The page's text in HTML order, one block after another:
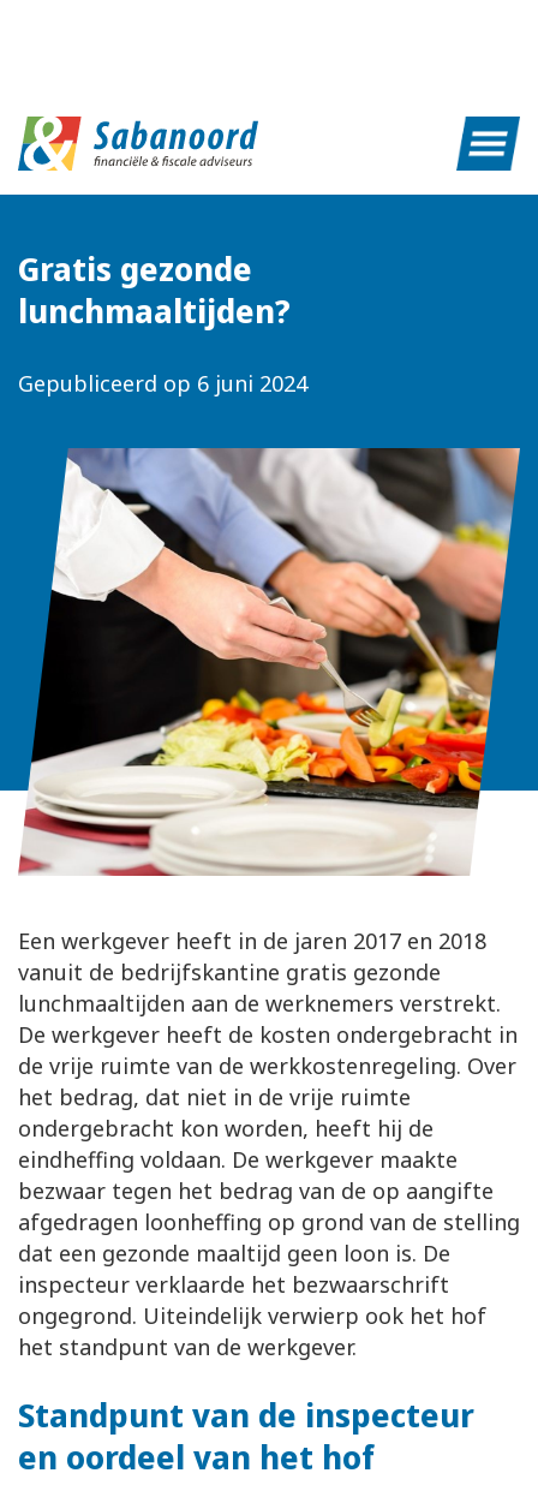
Gratis gezonde
lunchmaaltijden?
Gepubliceerd op 6 juni 2024
Een werkgever heeft in de jaren 2017 en 2018
vanuit de bedrijfskantine gratis gezonde
lunchmaaltijden aan de werknemers verstrekt.
De werkgever heeft de kosten ondergebracht in
de vrije ruimte van de werkkostenregeling. Over
het bedrag, dat niet in de vrije ruimte
ondergebracht kon worden, heeft hij de
eindheffing voldaan. De werkgever maakte
bezwaar tegen het bedrag van de op aangifte
afgedragen loonheffing op grond van de stelling
dat een gezonde maaltijd geen loon is. De
inspecteur verklaarde het bezwaarschrift
ongegrond. Uiteindelijk verwierp ook het hof
het standpunt van de werkgever.
Standpunt van de inspecteur
en oordeel van het hof